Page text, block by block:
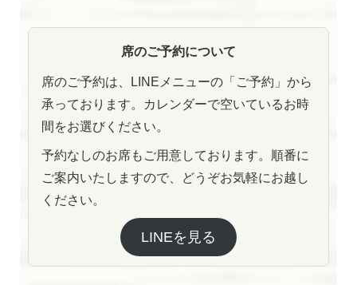
席のご予約について
席のご予約は、LINEメニューの「ご予約」から
承っております。カレンダーで空いているお時
間をお選びください。
予約なしのお席もご用意しております。順番に
ご案内いたしますので、どうぞお気軽にお越し
ください。
LINEを見る